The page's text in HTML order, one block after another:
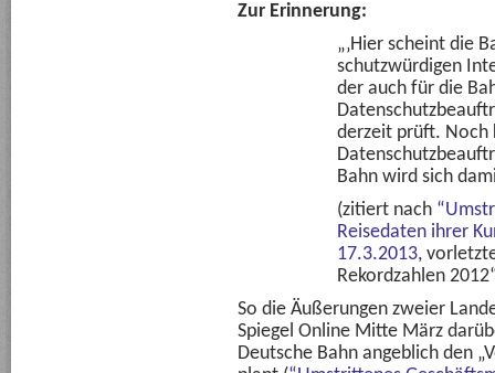
Zur Erinnerung:
„‚Hier scheint die
schutzwürdigen
der auch für die
derzeit prüft. Noch
Bahn wird sich
(zitiert nach
Reisedaten ihrer
17.3.2013,
Rekordzahlen
So die Äußerungen zweier
Spiegel Online Mitte März
Deutsche Bahn angeblich den